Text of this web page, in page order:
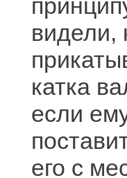
видели,
катка
если
его с